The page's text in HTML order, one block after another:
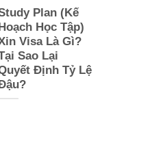
Plan (Kế
Học Tập)
Visa Là Gì?
Sao Lại
Định Tỷ Lệ